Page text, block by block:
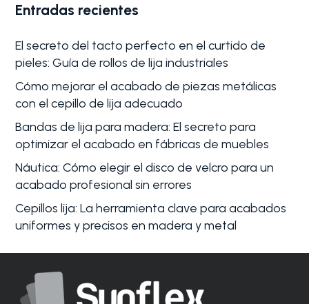
Entradas recientes
El secreto del tacto perfecto en el curtido de
pieles: Guía de rollos de lija industriales
Cómo mejorar el acabado de piezas metálicas
con el cepillo de lija adecuado
Bandas de lija para madera: El secreto para
optimizar el acabado en fábricas de muebles
Náutica: Cómo elegir el disco de velcro para un
acabado profesional sin errores
Cepillos lija: La herramienta clave para acabados
uniformes y precisos en madera y metal